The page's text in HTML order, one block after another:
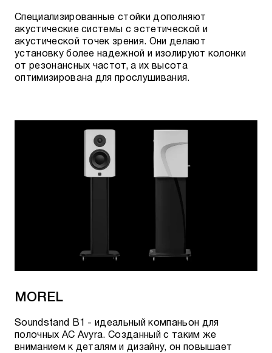
Специализированные стойки дополняют
акустические системы с эстетической и
акустической точек зрения. Они делают
установку более надежной и изолируют колонки
от резонансных частот, а их высота
оптимизирована для прослушивания.
MOREL
Soundstand B1 - идеальный компаньон для
полочных АС Avyra. Созданный с таким же
вниманием к деталям и дизайну, он повышает